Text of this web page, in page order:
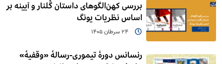
بررسی کهن‌الگوهای داستان گُلنار و آیینه بر
اساس نظریات یونگ
24 سرطان 1405
رنسانس دورۀ تیموری-رسالۀ «وقفیۀ»